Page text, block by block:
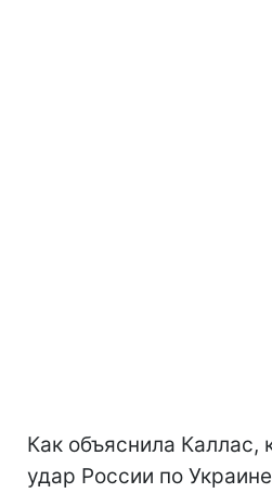
Как объяснила
удар России по